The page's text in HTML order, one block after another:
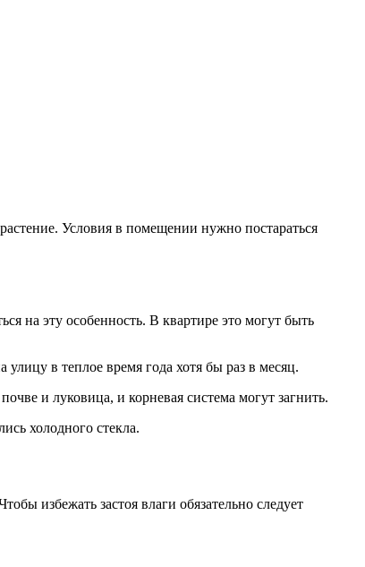
Условия в помещении нужно постараться
на эту особенность. В квартире это могут быть
в теплое время года хотя бы раз в месяц.
и луковица, и корневая система могут загнить.
холодного стекла.
избежать застоя влаги обязательно следует